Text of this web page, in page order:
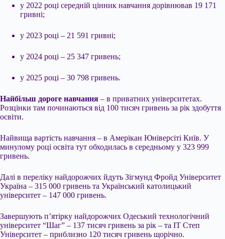
у 2022 році середній цінник навчання дорівнював 19 171
гривні;
у 2023 році – 21 591 гривні;
у 2024 році – 25 347 гривень;
у 2025 році – 30 798 гривень.
Найбільш дороге навчання – в приватних університетах.
Розцінки там починаються від 100 тисяч гривень за рік здобуття
освіти.
Найвища вартість навчання – в Амерікан Юніверсіті Київ. У
минулому році освіта тут обходилась в середньому у 323 999
гривень.
Далі в переліку найдорожчих йдуть Зігмунд Фройд Університет
Україна – 315 000 гривень та Український католицький
університет – 147 000 гривень.
Завершують п’ятірку найдорожчих Одеський технологічний
університет “Шаг” – 137 тисяч гривень за рік – та ІТ Степ
Університет – приблизно 120 тисяч гривень щорічно.